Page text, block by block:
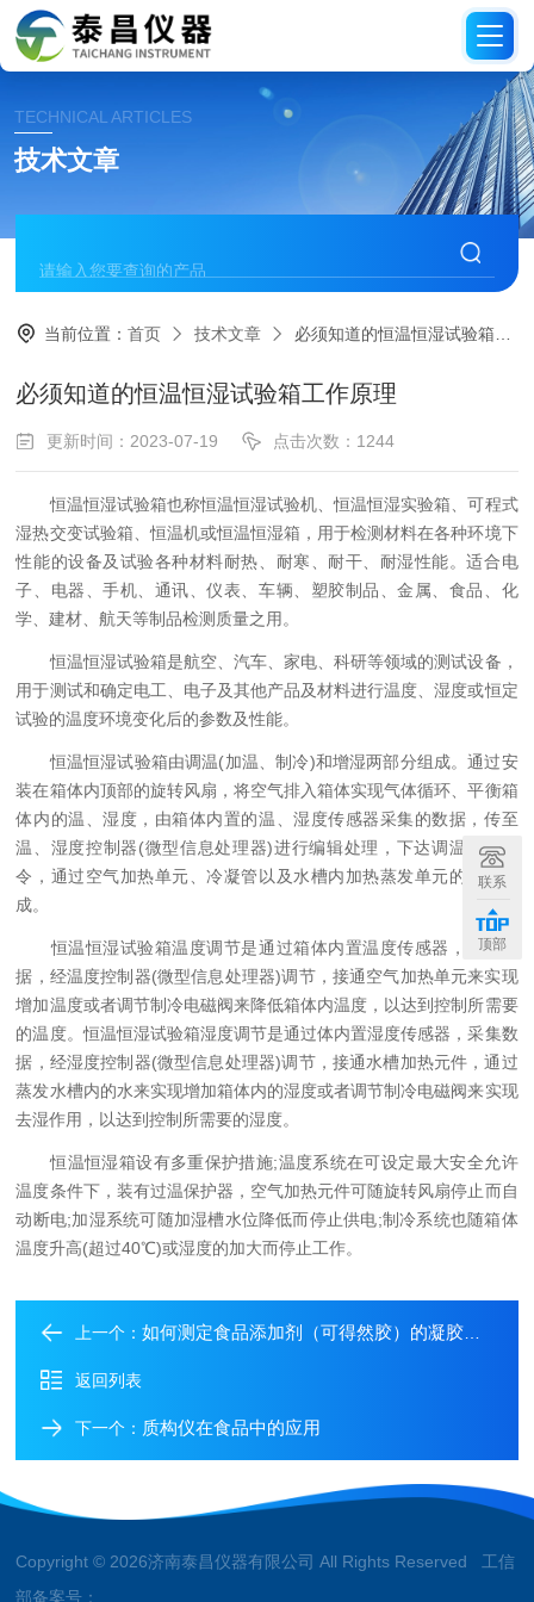
TECHNICAL ARTICLES
技术文章
当前位置：首页 技术文章 必须知道的恒温恒湿试验箱工作原理
必须知道的恒温恒湿试验箱工作原理
更新时间：2023-07-19 点击次数：1244
恒温恒湿试验箱也称恒温恒湿试验机、恒温恒湿实验箱、可程式
湿热交变试验箱、恒温机或恒温恒湿箱，用于检测材料在各种环境下
性能的设备及试验各种材料耐热、耐寒、耐干、耐湿性能。适合电
子、电器、手机、通讯、仪表、车辆、塑胶制品、金属、食品、化
学、建材、航天等制品检测质量之用。
恒温恒湿试验箱是航空、汽车、家电、科研等领域的测试设备，
用于测试和确定电工、电子及其他产品及材料进行温度、湿度或恒定
试验的温度环境变化后的参数及性能。
恒温恒湿试验箱由调温(加温、制冷)和增湿两部分组成。通过安
装在箱体内顶部的旋转风扇，将空气排入箱体实现气体循环、平衡箱
体内的温、湿度，由箱体内置的温、湿度传感器采集的数据，传至
温、湿度控制器(微型信息处理器)进行编辑处理，下达调温调湿指
令，通过空气加热单元、冷凝管以及水槽内加热蒸发单元的共同完
成。
恒温恒湿试验箱温度调节是通过箱体内置温度传感器，采集数
据，经温度控制器(微型信息处理器)调节，接通空气加热单元来实现
增加温度或者调节制冷电磁阀来降低箱体内温度，以达到控制所需要
的温度。恒温恒湿试验箱湿度调节是通过体内置湿度传感器，采集数
据，经湿度控制器(微型信息处理器)调节，接通水槽加热元件，通过
蒸发水槽内的水来实现增加箱体内的湿度或者调节制冷电磁阀来实现
去湿作用，以达到控制所需要的湿度。
恒温恒湿箱设有多重保护措施;温度系统在可设定最大安全允许
温度条件下，装有过温保护器，空气加热元件可随旋转风扇停止而自
动断电;加湿系统可随加湿槽水位降低而停止供电;制冷系统也随箱体
温度升高(超过40℃)或湿度的加大而停止工作。
上一个：如何测定食品添加剂（可得然胶）的凝胶强度？
返回列表
下一个： 质构仪在食品中的应用
Copyright © 2026济南泰昌仪器有限公司 All Rights Reserved 工信
部备案号：
联系
顶部